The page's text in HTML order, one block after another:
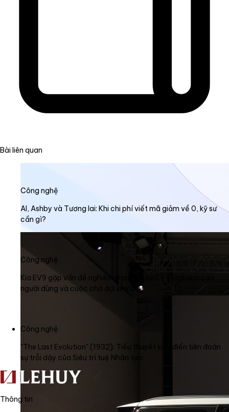
Bài liên quan
Công nghệ
AI, Ashby và Tương lai: Khi chi phí viết mã giảm về 0, kỹ sư
cần gì?
Công nghệ
Kia EV9 gặp vấn đề nghiêm trọng về pin: Trải nghiệm của
người dùng và cuộc chờ đợi kéo dài
Công nghệ
"The Last Evolution" (1932): Tiểu thuyết kinh điển tiên đoán
sự trỗi dậy của Siêu trí tuệ Nhân tạo
Thông tin